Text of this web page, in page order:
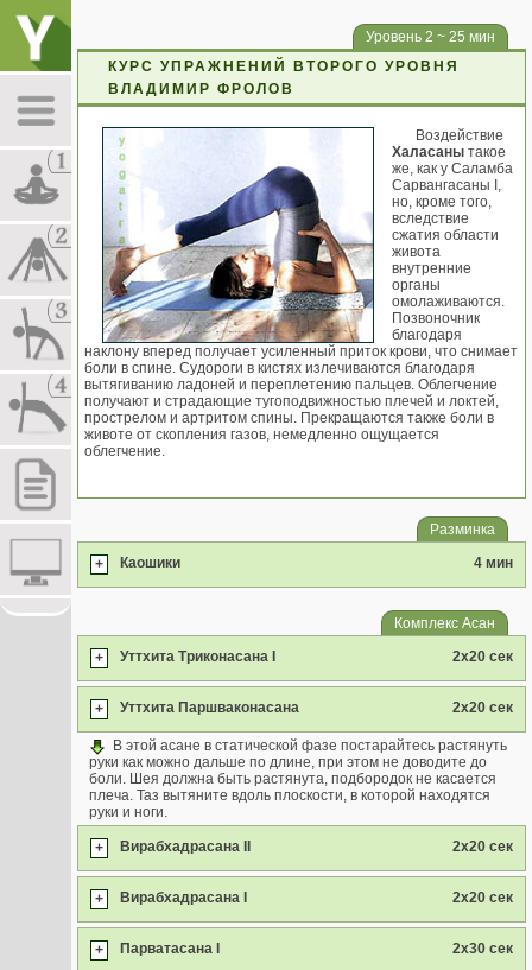
Уровень 2 ~ 25 мин
КУРС УПРАЖНЕНИЙ ВТОРОГО УРОВНЯ
ВЛАДИМИР ФРОЛОВ
Воздействие
Халасаны такое
же, как у Саламба
Сарвангасаны I,
но, кроме того,
вследствие
сжатия области
живота
внутренние
органы
омолаживаются.
Позвоночник
благодаря
наклону вперед получает усиленный приток крови, что снимает
боли в спине. Судороги в кистях излечиваются благодаря
вытягиванию ладоней и переплетению пальцев. Облегчение
получают и страдающие тугоподвижностью плечей и локтей,
прострелом и артритом спины. Прекращаются также боли в
животе от скопления газов, немедленно ощущается
облегчение.
Разминка
+ Каошики 4 мин
Комплекс Асан
+ Уттхита Триконасана I 2x20 сек
+ Уттхита Паршваконасана 2x20 сек
В этой асане в статической фазе постарайтесь растянуть
руки как можно дальше по длине, при этом не доводите до
боли. Шея должна быть растянута, подбородок не касается
плеча. Таз вытяните вдоль плоскости, в которой находятся
руки и ноги.
+ Вирабхадрасана II 2x20 сек
+ Вирабхадрасана I 2x20 сек
+ Парватасана I 2x30 сек